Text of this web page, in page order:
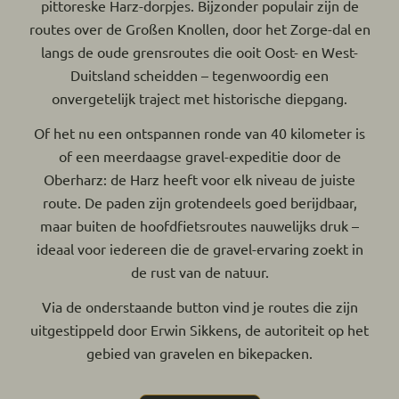
pittoreske Harz-dorpjes. Bijzonder populair zijn de
routes over de Großen Knollen, door het Zorge-dal en
langs de oude grensroutes die ooit Oost- en West-
Duitsland scheidden – tegenwoordig een
onvergetelijk traject met historische diepgang.
Of het nu een ontspannen ronde van 40 kilometer is
of een meerdaagse gravel-expeditie door de
Oberharz: de Harz heeft voor elk niveau de juiste
route. De paden zijn grotendeels goed berijdbaar,
maar buiten de hoofdfietsroutes nauwelijks druk –
ideaal voor iedereen die de gravel-ervaring zoekt in
de rust van de natuur.
Via de onderstaande button vind je routes die zijn
uitgestippeld door Erwin Sikkens, de autoriteit op het
gebied van gravelen en bikepacken.